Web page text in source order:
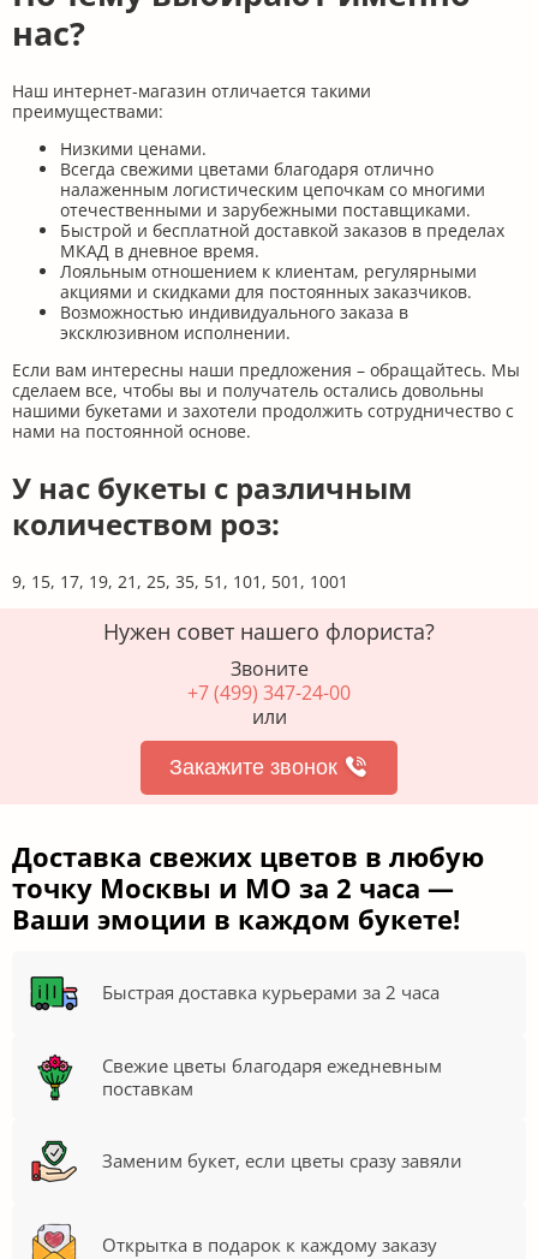
нас?
Наш интернет-магазин отличается такими
преимуществами:
Низкими ценами.
Всегда свежими цветами благодаря отлично
налаженным логистическим цепочкам со многими
отечественными и зарубежными поставщиками.
Быстрой и бесплатной доставкой заказов в пределах
МКАД в дневное время.
Лояльным отношением к клиентам, регулярными
акциями и скидками для постоянных заказчиков.
Возможностью индивидуального заказа в
эксклюзивном исполнении.
Если вам интересны наши предложения – обращайтесь. Мы
сделаем все, чтобы вы и получатель остались довольны
нашими букетами и захотели продолжить сотрудничество с
нами на постоянной основе.
У нас букеты с различным
количеством роз:
9, 15, 17, 19, 21, 25, 35, 51, 101, 501, 1001
Нужен совет нашего флориста?
Звоните
+7 (499) 347-24-00
или
Закажите звонок
Доставка свежих цветов в любую
точку Москвы и МО за 2 часа —
Ваши эмоции в каждом букете!
Быстрая доставка курьерами за 2 часа
Свежие цветы благодаря ежедневным
поставкам
Заменим букет, если цветы сразу завяли
Открытка в подарок к каждому заказу